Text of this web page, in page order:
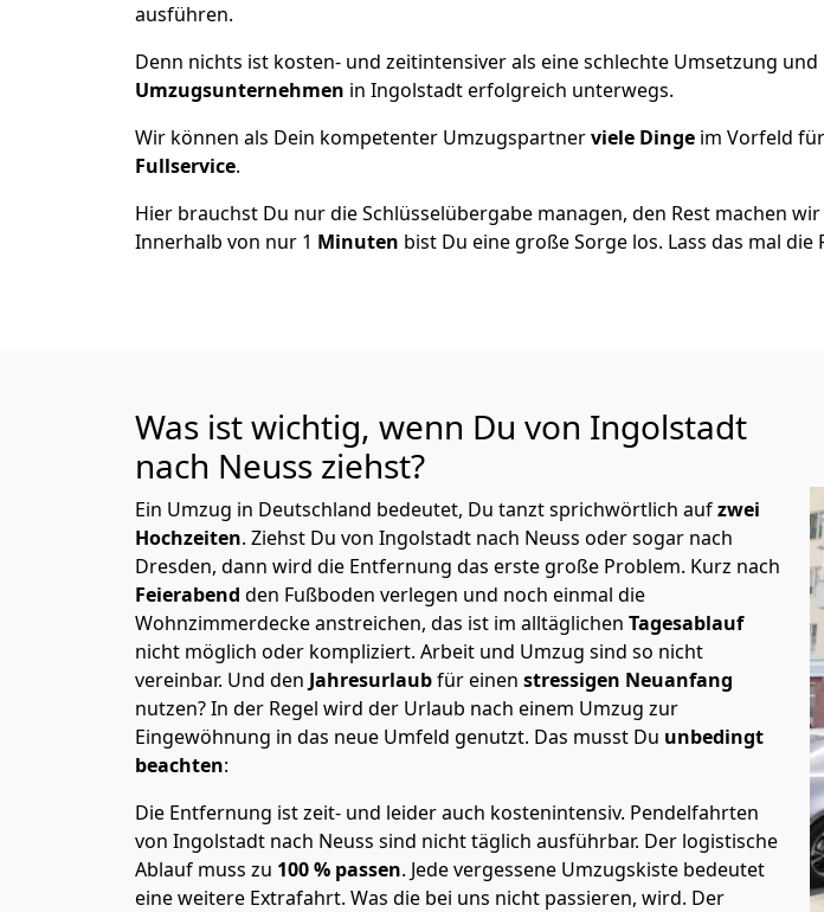
ausführen.
Denn nichts ist kosten- und zeitintensiver als eine schlechte Umsetzung
Umzugsunternehmen in Ingolstadt erfolgreich unterwegs.
Wir können als Dein kompetenter Umzugspartnerviele Dinge im Vorfeld
Fullservice.
Hier brauchst Du nur die Schlüsselübergabe managen, den Rest machen
Innerhalb von nur 1 Minuten bist Du eine große Sorge los. Lass das mal die
Was ist wichtig, wenn Du von Ingolstadt
nach Neuss ziehst?
Ein Umzug in Deutschland bedeutet, Du tanzt sprichwörtlich aufzwei
Hochzeiten. Ziehst Du von Ingolstadt nach Neuss oder sogar nach
Dresden, dann wird die Entfernung das erste große Problem. Kurz nach
Feierabend den Fußboden verlegen und noch einmal die
Wohnzimmerdecke anstreichen, das ist im alltäglichen Tagesablauf
nicht möglich oder kompliziert. Arbeit und Umzug sind so nicht
vereinbar. Und den Jahresurlaubfür einen stressigen Neuanfang
nutzen? In der Regel wird der Urlaub nach einem Umzug zur
Eingewöhnung in das neue Umfeld genutzt. Das musst Du unbedingt
beachten:
Die Entfernung ist zeit- und leider auch kostenintensiv. Pendelfahrten
von Ingolstadt nach Neuss sind nicht täglich ausführbar. Der logistische
Ablauf muss zu 100 % passen. Jede vergessene Umzugskiste bedeutet
eine weitere Extrafahrt. Was die bei uns nicht passieren, wird. Der